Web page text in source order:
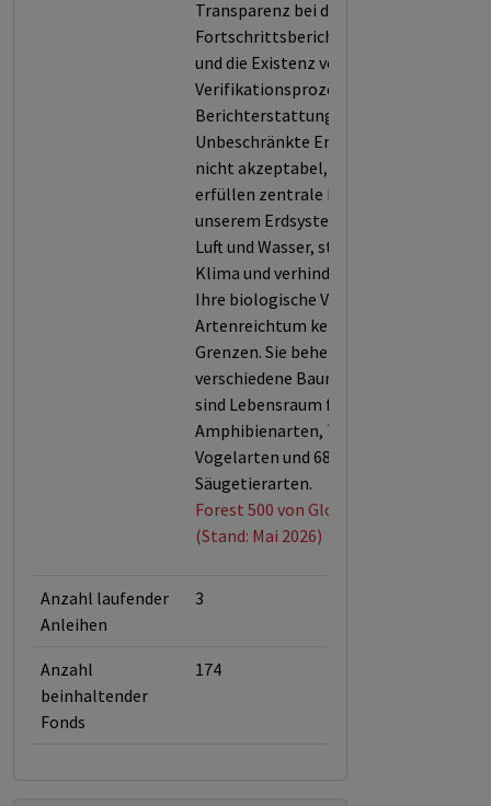
Transparenz bei der
Fortschrittsberichterstattung
und die Existenz von
Verifikationsprozessen dieser
Berichterstattung (5).
Unbeschränkte Entwaldung ist
nicht akzeptabel, denn Wälder
erfüllen zentrale Funktionen in
unserem Erdsystem: Sie filtern
Luft und Wasser, stabilisieren das
Klima und verhindern Erosion.
Ihre biologische Vielfalt und ihr
Artenreichtum kennen keine
Grenzen. Sie beherbergen 60.000
verschiedene Baumarten und
sind Lebensraum für 80 % der
Amphibienarten, 75 % der
Vogelarten und 68 % der
Säugetierarten.
Forest 500 von Global Canopy
(Stand: Mai 2026)
Anzahl laufender
Anleihen
3
Anzahl
beinhaltender
Fonds
174